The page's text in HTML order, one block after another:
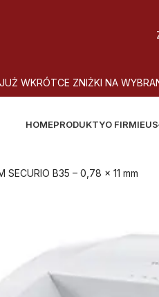
JUŻ WKRÓTCE ZNIŻKI NA WYBRA
HOMEPRODUKTYO FIRMIE
SECURIO B35 – 0,78 x 11 mm